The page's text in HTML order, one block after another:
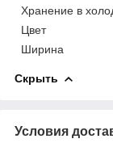
Хранение в
Цвет
Ширина
Скрыть
Условия